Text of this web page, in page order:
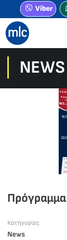
Viber
NEWS
Κατηγορίες
News